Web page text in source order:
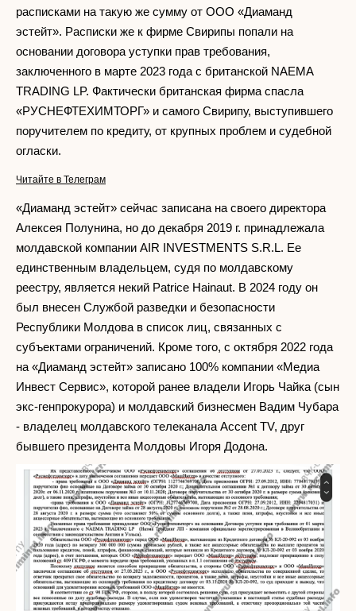
расписками на такую же сумму от ООО «Диаманд
эстейт». Расписки же к фирме Свирипы попали на
основании договора уступки прав требования,
заключенного в марте 2023 года с британской NAEMA
TRADING LP. Фактически британская фирма спасла
«РУСНЕФТЕХИМТОРГ» и самого Свирипу, выступившего
поручителем по кредиту, от крупных проблем и судебной
огласки.
Читайте в Телеграм
«Диаманд эстейт» сейчас записана на своего директора
Алексея Полунина, но до декабря 2019 г. принадлежала
молдавской компании AIR INVESTMENTS S.R.L. Ее
единственным владельцем, судя по молдавскому
реестру, является некий Patrice Hainaut. В 2024 году он
был внесен Службой разведки и безопасности
Республики Молдова в список лиц, связанных с
субъектами ограничений. Кроме того, с октября 2022 года
на «Диаманд эстейт» записано 100% компании «Медиа
Инвест Сервис», которой ранее владели Игорь Чайка (сын
экс-генпрокурора) и молдавский бизнесмен Вадим Чубара
- владелец молдавского телеканала Accent TV, друг
бывшего президента Молдовы Игоря Додона.